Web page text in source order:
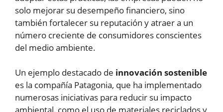
solo mejorar su desempeño financiero, sino
también fortalecer su reputación y atraer a un
número creciente de consumidores conscientes
del medio ambiente.
Un ejemplo destacado de innovación sostenible
es la compañía Patagonia, que ha implementado
numerosas iniciativas para reducir su impacto